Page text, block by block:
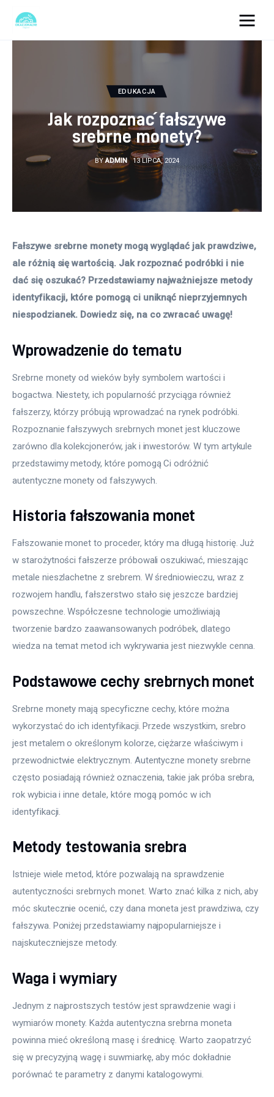
Lifestyle
Dom i ogród
EDUKACJA
Jak rozpoznać fałszywe
srebrne monety?
BY ADMIN 13 LIPCA, 2024
Fałszywe srebrne monety mogą wyglądać jak prawdziwe,
ale różnią się wartością. Jak rozpoznać podróbki i nie
dać się oszukać? Przedstawiamy najważniejsze metody
identyfikacji, które pomogą ci uniknąć nieprzyjemnych
niespodzianek. Dowiedz się, na co zwracać uwagę!
Wprowadzenie do tematu
Srebrne monety od wieków były symbolem wartości i
bogactwa. Niestety, ich popularność przyciąga również
fałszerzy, którzy próbują wprowadzać na rynek podróbki.
Rozpoznanie fałszywych srebrnych monet jest kluczowe
zarówno dla kolekcjonerów, jak i inwestorów. W tym artykule
przedstawimy metody, które pomogą Ci odróżnić
autentyczne monety od fałszywych.
Historia fałszowania monet
Fałszowanie monet to proceder, który ma długą historię. Już
w starożytności fałszerze próbowali oszukiwać, mieszając
metale nieszlachetne z srebrem. W średniowieczu, wraz z
rozwojem handlu, fałszerstwo stało się jeszcze bardziej
powszechne. Współczesne technologie umożliwiają
tworzenie bardzo zaawansowanych podróbek, dlatego
wiedza na temat metod ich wykrywania jest niezwykle cenna.
Podstawowe cechy srebrnych monet
Srebrne monety mają specyficzne cechy, które można
wykorzystać do ich identyfikacji. Przede wszystkim, srebro
jest metalem o określonym kolorze, ciężarze właściwym i
przewodnictwie elektrycznym. Autentyczne monety srebrne
często posiadają również oznaczenia, takie jak próba srebra,
rok wybicia i inne detale, które mogą pomóc w ich
identyfikacji.
Metody testowania srebra
Istnieje wiele metod, które pozwalają na sprawdzenie
autentyczności srebrnych monet. Warto znać kilka z nich, aby
móc skutecznie ocenić, czy dana moneta jest prawdziwa, czy
fałszywa. Poniżej przedstawiamy najpopularniejsze i
najskuteczniejsze metody.
Waga i wymiary
Jednym z najprostszych testów jest sprawdzenie wagi i
wymiarów monety. Każda autentyczna srebrna moneta
powinna mieć określoną masę i średnicę. Warto zaopatrzyć
się w precyzyjną wagę i suwmiarkę, aby móc dokładnie
porównać te parametry z danymi katalogowymi.